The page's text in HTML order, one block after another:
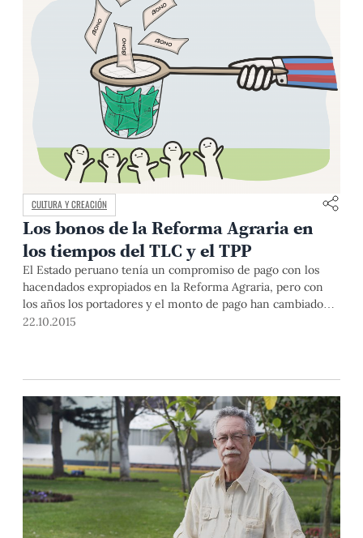
CULTURA Y CREACIÓN
Los bonos de la Reforma Agraria en
los tiempos del TLC y el TPP
El Estado peruano tenía un compromiso de pago con los
hacendados expropiados en la Reforma Agraria, pero con
los años los portadores y el monto de pago han cambiado
dramáticamente. ¿A quién debe pagar y en qué
22.10.2015